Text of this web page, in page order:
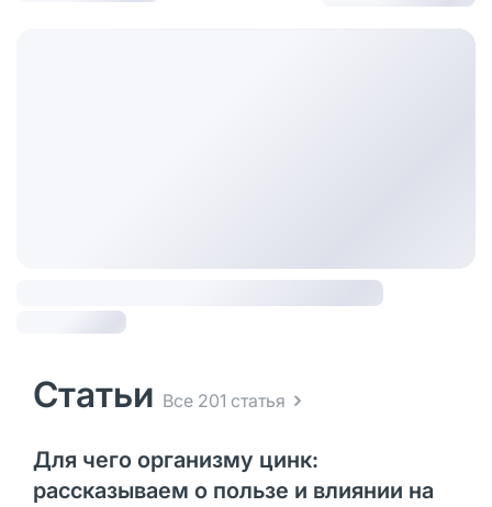
Статьи Все 201 статья
Для чего организму цинк:
рассказываем о пользе и влиянии на